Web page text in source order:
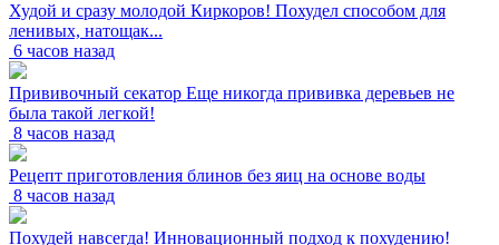
Худой и сразу молодой Киркоров! Похудел способом для
ленивых, натощак...
6 часов назад
Прививочный секатор Еще никогда прививка деревьев не
была такой легкой!
8 часов назад
Рецепт приготовления блинов без яиц на основе воды
8 часов назад
Похудей навсегда! Инновационный подход к похудению!